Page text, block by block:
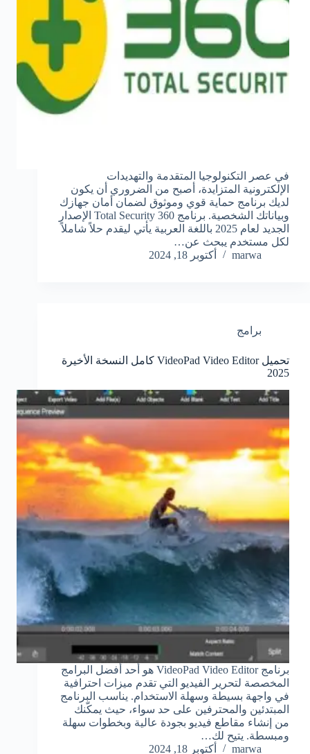
في عصر التكنولوجيا المتقدمة والتهديدات
الإلكترونية المتزايدة، أصبح من الضروري أن يكون
لديك برنامج حماية قوي وموثوق لضمان أمان جهازك
وبياناتك الشخصية. برنامج 360 Total Security الإصدار
الجديد لعام 2025 باللغة العربية يأتي ليقدم حلاً شاملاً
لكل مستخدم يبحث عن…
marwa
أكتوبر 18, 2024
برامج
تحميل VideoPad Video Editor كامل النسخة الأخيرة
2025
برنامج VideoPad Video Editor هو أحد أفضل البرامج
المخصصة لتحرير الفيديو التي تقدم ميزات احترافية
في واجهة بسيطة وسهلة الاستخدام. يناسب البرنامج
المبتدئين والمحترفين على حد سواء، حيث يمكّنك
من إنشاء مقاطع فيديو بجودة عالية وبخطوات سهلة
ومبسطة. يتيح لك…
marwa
أكتوبر 18, 2024